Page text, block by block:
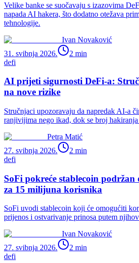
Velike banke se suočavaju s izazovima
napada AI hakera, što dodatno otežava
tehnologije.
Ivan Novaković
31. svibnja 2026.
2 min
defi
AI prijeti sigurnosti DeFi-a:
na nove rizike
Stručnjaci upozoravaju da napredak AI-a
ranjivijima nego ikad, dok se broj
Petra Matić
27. svibnja 2026.
2 min
defi
SoFi pokreće stablecoin
za 15 milijuna korisnika
SoFi uvodi stablecoin koji će omogućiti
prijenos i ostvarivanje prinosa putem
Ivan Novaković
27. svibnja 2026.
2 min
defi